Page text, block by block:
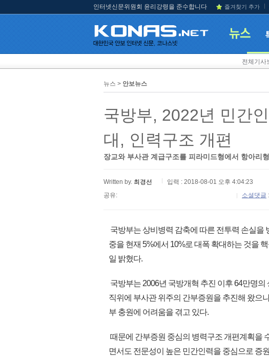
인터넷신문위원회 윤리강령을 준수합니다 즐겨찾기 추가
전체기사
뉴스 > 안보뉴스
국방부, 2022년 민간
대, 인력구조 개편
장교와 부사관 계급구조를 피라미드형에서 항아리
Written by. 최경선
입력 : 2018-08-01 오후 4:04:23
공유:
소셜댓글
국방부는 상비병력 감축에 따른 전투력 손실을
중을 현재 5%에서 10%로 대폭 확대하는 것을
일 밝혔다.
국방부는 2006년 국방개혁 추진 이후 64만명
직위에 부사관 위주의 간부증원을 추진해 왔으
부 충원에 어려움을 겪고 있다.
때문에 간부증원 중심의 병력구조 개편계획을
면서도 전문성이 높은 민간인력을 중심으로 증